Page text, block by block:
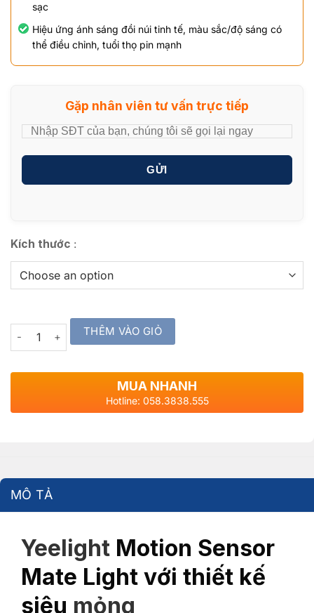
sạc
Hiệu ứng ánh sáng đồi núi tinh tế, màu sắc/độ sáng có
thể điều chỉnh, tuổi thọ pin mạnh
Gặp nhân viên tư vấn trực tiếp
GỬI
Kích thước :
Quantity THÊM VÀO GIỎ
MUA NHANH
Hotline: 058.3838.555
MÔ TẢ
Yeelight Motion Sensor
Mate Light với thiết kế
siêu mỏng